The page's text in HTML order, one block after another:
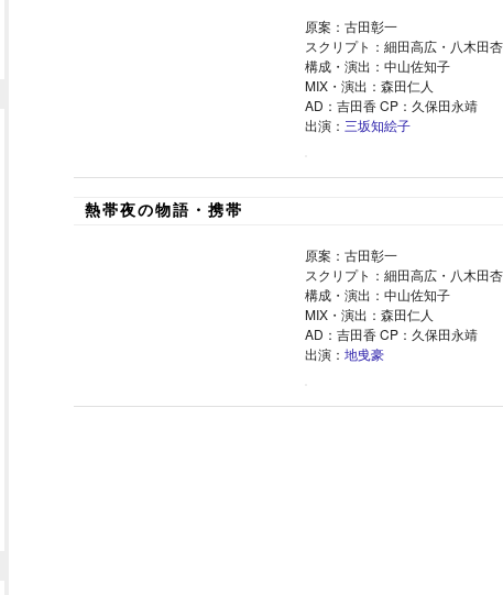
原案：古田彰一
スクリプト：細田高広・八木田
構成・演出：中山佐知子
MIX・演出：森田仁人
AD：吉田香 CP：久保田永靖
出演： 三坂知絵子
熱帯夜の物語・携帯
原案：古田彰一
スクリプト：細田高広・八木田
構成・演出：中山佐知子
MIX・演出：森田仁人
AD：吉田香 CP：久保田永靖
出演： 地曵豪